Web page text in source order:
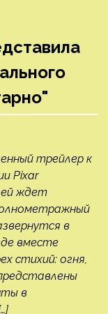
трейлер к
Pixar
ждет
в
вместе
стихий: огня,
в